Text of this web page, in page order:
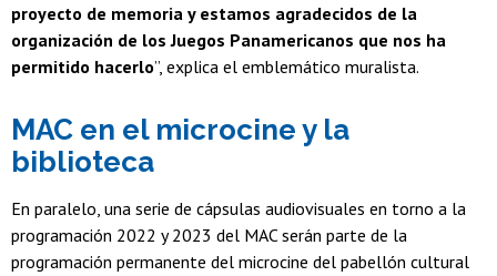
proyecto de memoria y estamos agradecidos de la
organización de los Juegos Panamericanos que nos ha
permitido hacerlo”, explica el emblemático muralista.
MAC en el microcine y la
biblioteca
En paralelo, una serie de cápsulas audiovisuales en torno a la
programación 2022 y 2023 del MAC serán parte de la
programación permanente del microcine del pabellón cultural